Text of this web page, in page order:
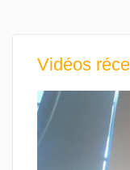
Vidéos